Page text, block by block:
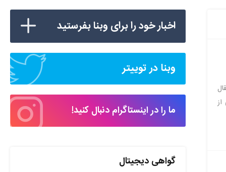
یکی از
اخبار خود را برای وبنا بفرستید
وبنا در توییتر
ما را در اینستاگرام دنبال کنید!
گواهی دیجیتال